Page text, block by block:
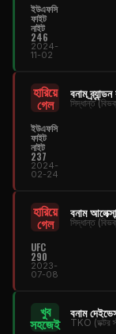
ইউএফসি
ফাইট
নাইট
246
2024-
11-02
হারিয়ে
গেল
বনাম
সিদ্ধান্ত
ইউএফসি
ফাইট
নাইট
237
2024-
02-24
হারিয়ে
গেল
বনাম
সিদ্ধান্ত
UFC
290
2023-
07-08
খুব
সহজেই
বনাম
TKO (ডক্টর